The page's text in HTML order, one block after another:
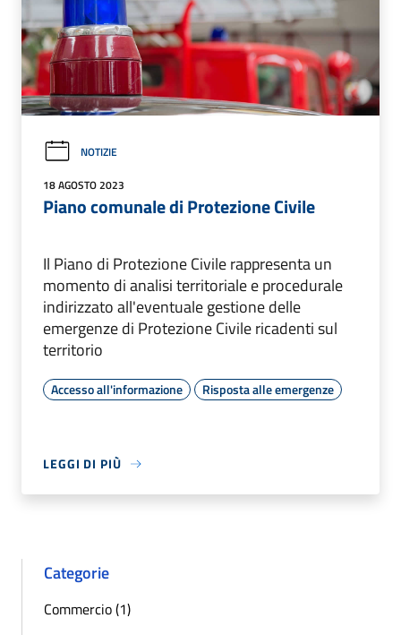
NOTIZIE
18 AGOSTO 2023
Piano comunale di Protezione Civile
Il Piano di Protezione Civile rappresenta un
momento di analisi territoriale e procedurale
indirizzato all'eventuale gestione delle
emergenze di Protezione Civile ricadenti sul
territorio
Accesso all'informazione Risposta alle emergenze
LEGGI DI PIÙ
Categorie
Commercio (1)